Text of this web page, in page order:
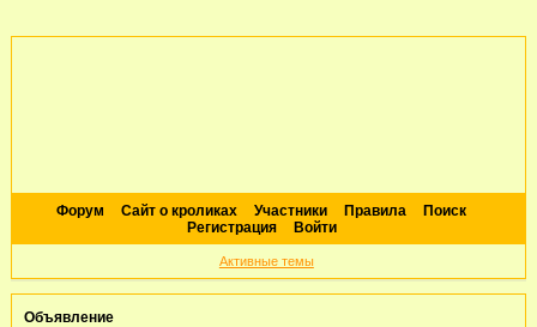
Форум Сайт о кроликах Участники Правила
Поиск
Регистрация
Войти
Активные темы
Объявление